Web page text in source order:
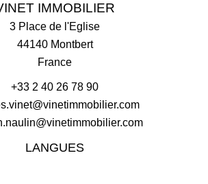
IMMOBILIER
3 Place de l'Eglise
44140Montbert
France
+33 2 40 26 78 90
LANGUES